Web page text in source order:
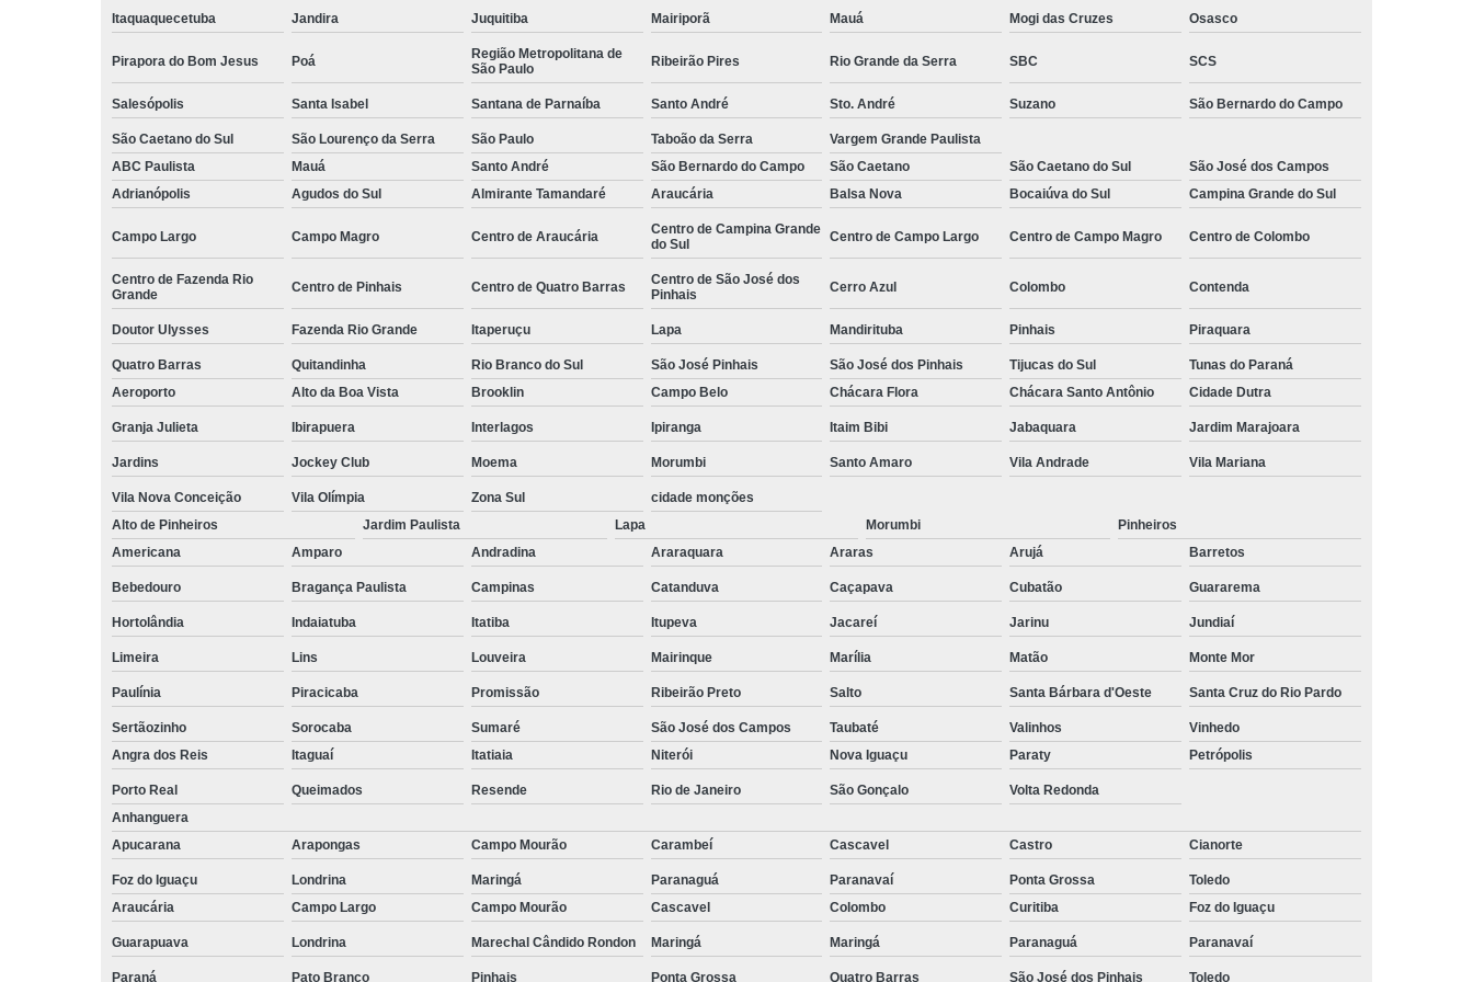
Terceirização de
facilities
Terceirização de
limpezas
Terceirização de
movimentação
de cargas
Terceirização de
serviço
Terceirizações
de mão de obra
Empresa de Consultoria de Recrutamento e Seleção
Empresa de Recrutamento
Empresa de Recrutamento e Seleção
Empresa de Recrutamento e Seleção de Pessoas
Empresa de Recrutamento e Seleção Mais Próximo de Mim
Empresa de Recrutamento e Seleção Perto de Mim
Empresa de Recrutamento e Seleção Próximo de Mim
Empresa de Seleção e Recrutamento
Empresa Especialista em Recrutamento e Seleção
Empresa Recrutamento e Seleção
Empresa de Terceirização
Empresa de Terceirização de Limpeza
Empresa de Terceirização de Mão de Obra
Empresa de Terceirização de Portaria
Empresa de Terceirização de Serviços
Empresa de Terceirização de Serviços de Limpeza
Empresa de Terceirização Paraná
Empresa de Terceirização São Paulo
Empresa Terceirização
Empresa Terceirização de Mão de Obra
Empresa Terceirização de Serviços
Empresa Terceirização de Serviços de Qualidade
Empresa de Terceirização de Limpeza e Conservação
Empresa de Terceirização de Limpeza em Condomínios
Empresa de Terceirização de Limpeza Industrial
Empresa de Terceirização de Limpeza Predial
Empresa de Terceirização de Limpezas
Empresa de Terceirização de Portaria e Limpeza
Itaquaquecetuba Jandira Juquitiba Mairiporã Mauá Mogi das Cruzes Osasco
Pirapora do Bom Jesus Poá
Região Metropolitana de
São Paulo
Ribeirão Pires Rio Grande da Serra SBC SCS
Salesópolis Santa Isabel Santana de Parnaíba Santo André Sto. André Suzano São Bernardo do Campo
São Caetano do Sul São Lourenço da Serra São Paulo Taboão da Serra
Vargem Grande Paulista
ABC Paulista
Mauá Santo André São Bernardo do Campo São Caetano São Caetano do Sul
São José dos Campos
Adrianópolis
Agudos do Sul Almirante Tamandaré Araucária Balsa Nova Bocaiúva do Sul Campina Grande do Sul
Campo Largo Campo Magro Centro de Araucária
Centro de Campina Grande
do Sul
Centro de Campo Largo Centro de Campo Magro Centro de Colombo
Centro de Fazenda Rio
Grande
Centro de Pinhais Centro de Quatro Barras
Centro de São José dos
Pinhais
Cerro Azul Colombo Contenda
Doutor Ulysses Fazenda Rio Grande Itaperuçu Lapa Mandirituba Pinhais Piraquara
Quatro Barras Quitandinha Rio Branco do Sul São José Pinhais São José dos Pinhais Tijucas do Sul
Tunas do Paraná
Aeroporto
Alto da Boa Vista Brooklin Campo Belo Chácara Flora Chácara Santo Antônio Cidade Dutra
Granja Julieta Ibirapuera Interlagos Ipiranga Itaim Bibi Jabaquara Jardim Marajoara
Jardins Jockey Club Moema Morumbi Santo Amaro Vila Andrade Vila Mariana
Vila Nova Conceição Vila Olímpia Zona Sul
cidade monções
Alto de Pinheiros
Jardim Paulista Lapa Morumbi
Pinheiros
Americana
Amparo Andradina Araraquara Araras Arujá Barretos
Bebedouro Bragança Paulista Campinas Catanduva Caçapava Cubatão Guararema
Hortolândia Indaiatuba Itatiba Itupeva Jacareí Jarinu Jundiaí
Limeira Lins Louveira Mairinque Marília Matão Monte Mor
Paulínia Piracicaba Promissão Ribeirão Preto Salto Santa Bárbara d'Oeste Santa Cruz do Rio Pardo
Sertãozinho Sorocaba Sumaré São José dos Campos Taubaté Valinhos
Vinhedo
Angra dos Reis
Itaguaí Itatiaia Niterói Nova Iguaçu Paraty Petrópolis
Porto Real Queimados Resende Rio de Janeiro São Gonçalo
Volta Redonda
Anhanguera
Apucarana
Arapongas Campo Mourão Carambeí Cascavel Castro Cianorte
Foz do Iguaçu Londrina Maringá Paranaguá Paranavaí Ponta Grossa
Toledo
Araucária
Campo Largo Campo Mourão Cascavel Colombo Curitiba Foz do Iguaçu
Guarapuava Londrina Marechal Cândido Rondon Maringá Maringá Paranaguá Paranavaí
Paraná Pato Branco Pinhais Ponta Grossa Quatro Barras São José dos Pinhais Toledo